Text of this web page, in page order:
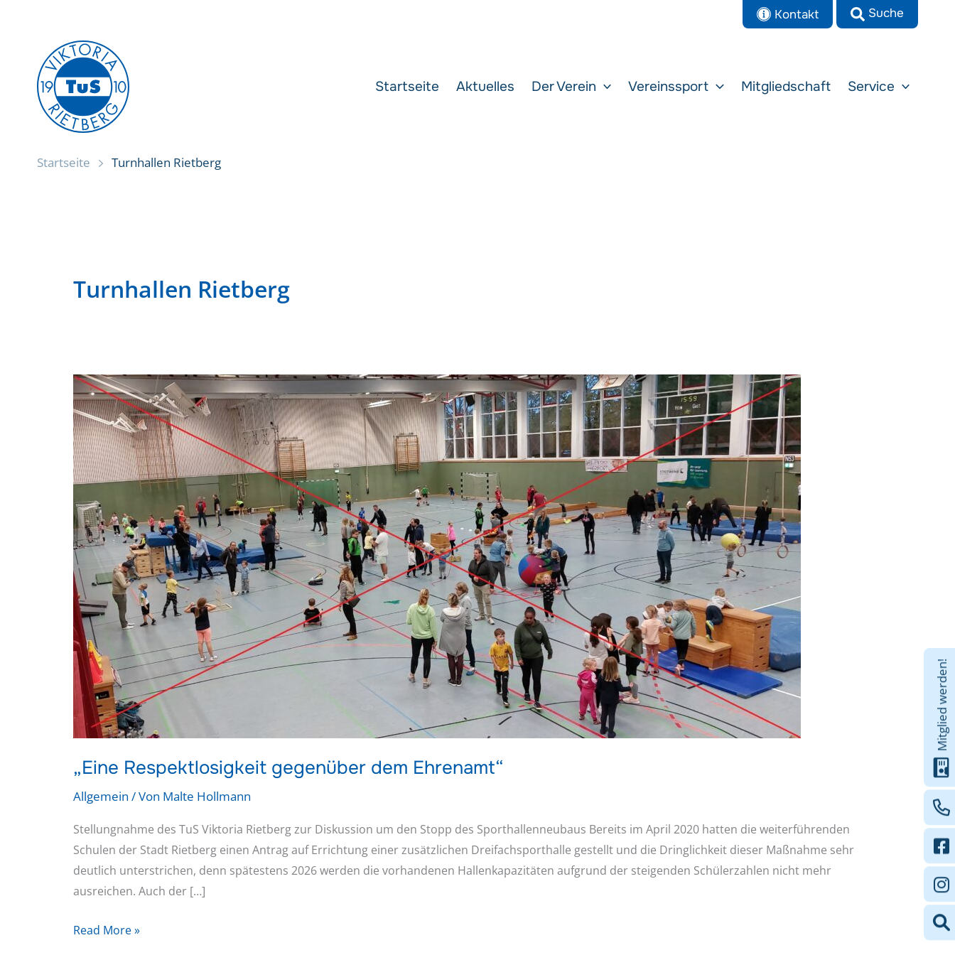
Kontakt
Startseite Aktuelles Der Verein Vereinssport Mitgliedschaft Service
Startseite Turnhallen Rietberg
Turnhallen Rietberg
„Eine Respektlosigkeit gegenüber dem Ehrenamt“
Allgemein / Von Malte Hollmann
Stellungnahme des TuS Viktoria Rietberg zur Diskussion um den Stopp des Sporthallenneubaus Bereits im April 2020 hatten die weiterführenden
Schulen der Stadt Rietberg einen Antrag auf Errichtung einer zusätzlichen Dreifachsporthalle gestellt und die Dringlichkeit dieser Maßnahme sehr
deutlich unterstrichen, denn spätestens 2026 werden die vorhandenen Hallenkapazitäten aufgrund der steigenden Schülerzahlen nicht mehr
ausreichen. Auch der […]
„Eine
Respektlosigkeit
gegenüber
dem
Ehrenamt“
Read More »
Mitglied werden!